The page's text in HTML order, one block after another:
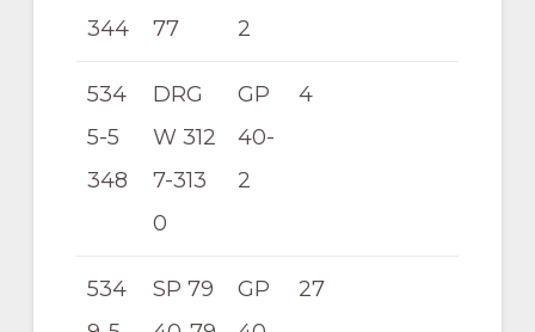
344
77
2
534
5-5
348
DRG
W 312
7-313
0
GP
40-
2
4
534
SP 79
GP
27